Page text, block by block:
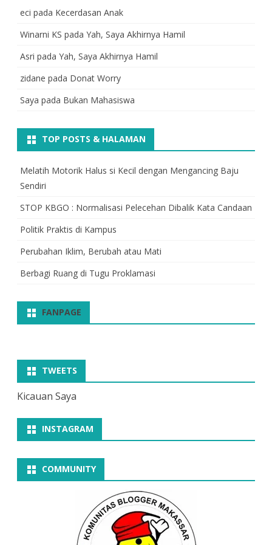
eci pada Kecerdasan Anak
Winarni KS pada Yah, Saya Akhirnya Hamil
Asri pada Yah, Saya Akhirnya Hamil
zidane pada Donat Worry
Saya pada Bukan Mahasiswa
TOP POSTS & HALAMAN
Melatih Motorik Halus si Kecil dengan Mengancing Baju
Sendiri
STOP KBGO : Normalisasi Pelecehan Dibalik Kata Candaan
Politik Praktis di Kampus
Perubahan Iklim, Berubah atau Mati
Berbagi Ruang di Tugu Proklamasi
FANPAGE
TWEETS
Kicauan Saya
INSTAGRAM
COMMUNITY